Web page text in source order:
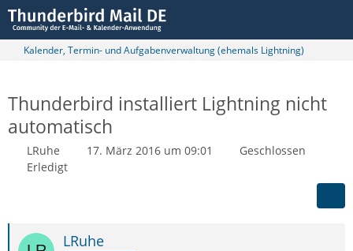
Kalender, Termin- und Aufgabenverwaltung (ehemals Lightning)
Thunderbird installiert Lightning nicht
automatisch
LRuhe 17. März 2016 um 09:01
Geschlossen
Erledigt
LRuhe